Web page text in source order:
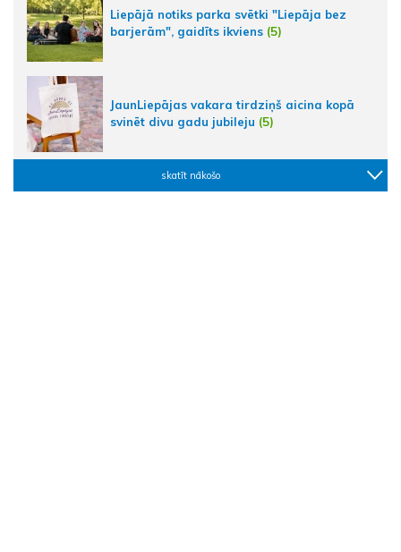
Liepājā notiks parka svētki "Liepāja bez
barjerām", gaidīts ikviens (5)
JaunLiepājas vakara tirdziņš aicina kopā
svinēt divu gadu jubileju (5)
skatīt nākošo